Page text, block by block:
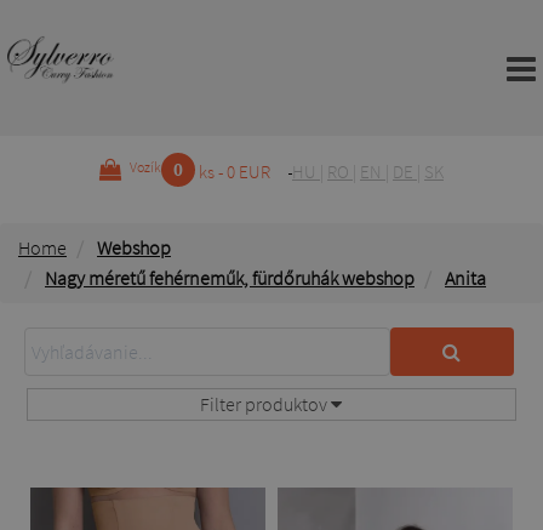
Vozík 0 ks - 0 EUR HU RO EN DE SK
Home
Webshop
Nagy méretű fehérneműk, fürdőruhák webshop
Anita
Filter produktov